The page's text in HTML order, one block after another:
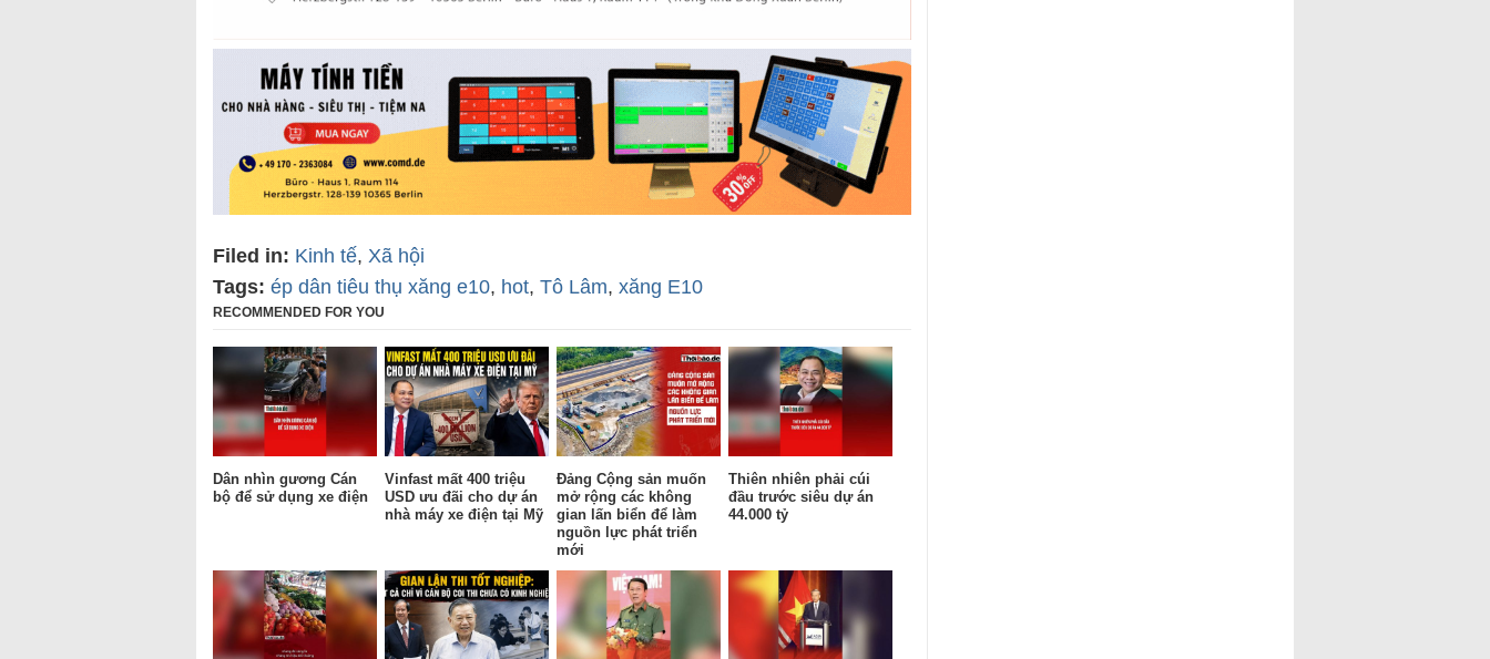
Filed in: Kinh tế, Xã hội
Tags: ép dân tiêu thụ xăng e10, hot, Tô Lâm, xăng E10
RECOMMENDED FOR YOU
Dân nhìn gương Cán
bộ để sử dụng xe điện
Vinfast mất 400 triệu
USD ưu đãi cho dự án
nhà máy xe điện tại Mỹ
Đảng Cộng sản muốn
mở rộng các không
gian lấn biển để làm
nguồn lực phát triển
mới
Thiên nhiên phải cúi
đầu trước siêu dự án
44.000 tỷ